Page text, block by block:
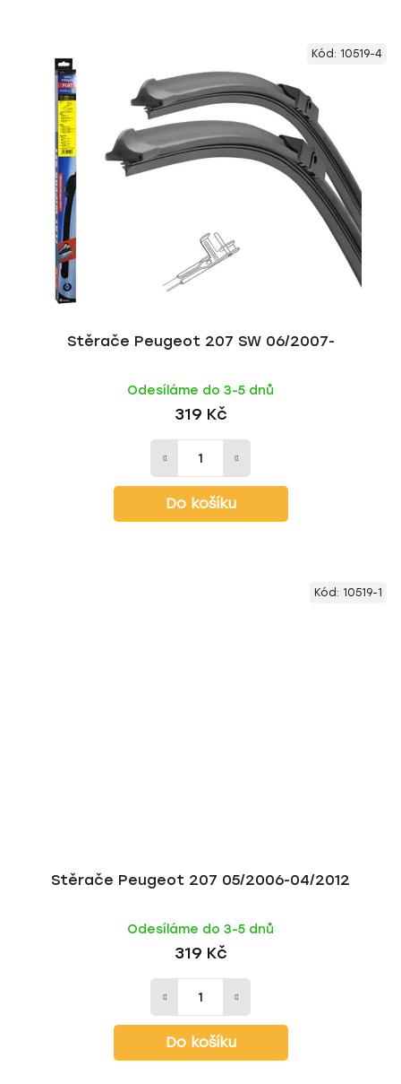
Stěrače Peugeot 207 SW 06/2007-
Odesíláme do 3-5 dnů
319 Kč
Do košíku
Kód: 10519-4
Stěrače Peugeot 207 05/2006-04/2012
Odesíláme do 3-5 dnů
319 Kč
Do košíku
Kód: 10519-1